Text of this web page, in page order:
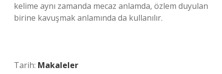
kelime aynı zamanda mecaz anlamda, özlem duyulan
birine kavuşmak anlamında da kullanılır.
Tarih: Makaleler